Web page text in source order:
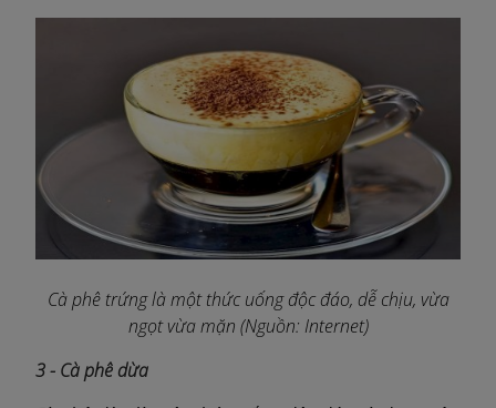
Cà phê trứng là một thức uống độc đáo, dễ chịu, vừa
ngọt vừa mặn (Nguồn: Internet)
3 - Cà phê dừa